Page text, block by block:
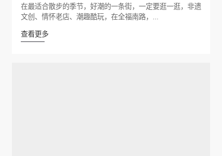
在最适合散步的季节，好潮的一条街，一定要逛一逛，非遗
文创、情怀老店、潮趣酷玩，在全福南路，...
查看更多